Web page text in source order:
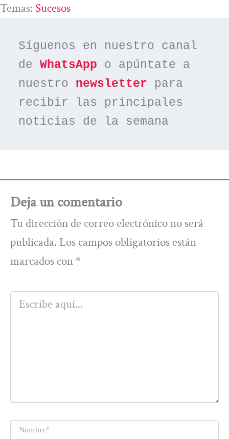
Temas: Sucesos
Síguenos en nuestro canal
de WhatsApp o apúntate a
nuestro newsletter para
recibir las principales
noticias de la semana
Deja un comentario
Tu dirección de correo electrónico no será
publicada. Los campos obligatorios están
marcados con *
Escribe
aquí...
Nombre*